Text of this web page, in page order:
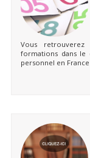
Vous retrouverez
formations dans
personnel en